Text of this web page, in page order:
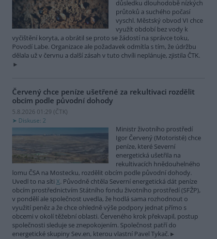
důsledku dlouhodobě nízkých
průtoků a suchého počasí
vyschl. Městský obvod VI chce
využít období bez vody k
vyčištění koryta, a obrátil se proto se žádostí na správce toku,
Povodí Labe. Organizace ale požadavek odmítla s tím, že údržbu
dělala už v červnu a další zásah v tuto chvíli neplánuje, zjistila ČTK.
Červený chce peníze ušetřené za rekultivaci rozdělit
obcím podle původní dohody
5.8.2026 01:29 (ČTK)
Diskuse: 2
Ministr životního prostředí
Igor Červený (Motoristé) chce
peníze, které Severní
energetická ušetřila na
rekultivacích hnědouhelného
lomu ČSA na Mostecku, rozdělit obcím podle původní dohody.
Uvedl to na síti X. Původně chtěla Severní energetická dát peníze
obcím prostřednictvím Státního fondu životního prostředí (SFŽP),
v pondělí ale společnost uvedla, že hodlá sama rozhodnout o
využití peněz a že chce ohledně výše podpory jednat přímo s
obcemi v okolí těžební oblasti. Červeného krok překvapil, postup
společnosti sleduje se znepokojením. Společnost patří do
energetické skupiny Sev.en, kterou vlastní Pavel Tykač.